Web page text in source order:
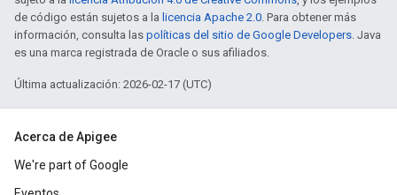
de código están sujetos a la licencia Apache 2.0. Para obtener más
información, consulta las políticas del sitio de Google Developers. Java
es una marca registrada de Oracle o sus afiliados.
Última actualización: 2026-02-17 (UTC)
Acerca de Apigee
We're part of Google